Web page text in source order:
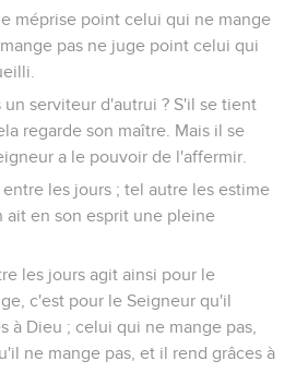
méprise point celui qui ne mange
pas ne juge point celui qui
serviteur d'autrui ? S'il se tient
regarde son maître. Mais il se
a le pouvoir de l'affermir.
les jours ; tel autre les estime
ait en son esprit une pleine
les jours agit ainsi pour le
c'est pour le Seigneur qu'il
à Dieu ; celui qui ne mange pas,
ne mange pas, et il rend grâces à